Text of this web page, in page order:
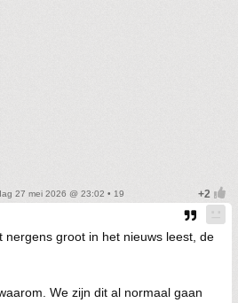
27 mei 2026 @ 23:02 • 19
nergens groot in het nieuws leest, de
We zijn dit al normaal gaan